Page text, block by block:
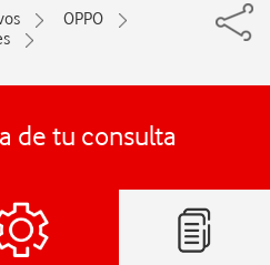
OPPO
de tu consulta